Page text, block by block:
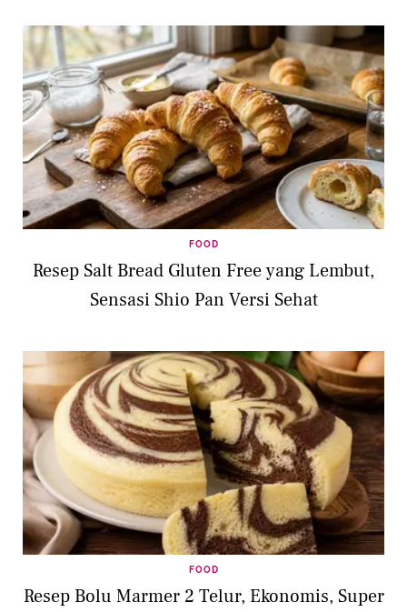
FOOD
Resep Salt Bread Gluten Free yang Lembut,
Sensasi Shio Pan Versi Sehat
FOOD
Resep Bolu Marmer 2 Telur, Ekonomis, Super